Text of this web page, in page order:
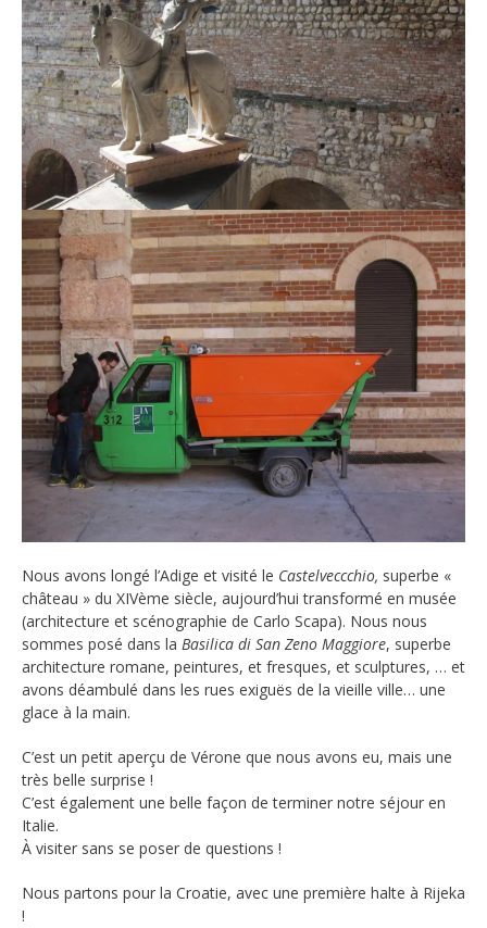
Nous avons longé l’Adige et visité le Castelveccchio, superbe «
château » du XIVème siècle, aujourd’hui transformé en musée
(architecture et scénographie de Carlo Scapa). Nous nous
sommes posé dans la Basilica di San Zeno Maggiore, superbe
architecture romane, peintures, et fresques, et sculptures, … et
avons déambulé dans les rues exiguës de la vieille ville… une
glace à la main.
C’est un petit aperçu de Vérone que nous avons eu, mais une
très belle surprise !
C’est également une belle façon de terminer notre séjour en
Italie.
À visiter sans se poser de questions !
Nous partons pour la Croatie, avec une première halte à Rijeka
!